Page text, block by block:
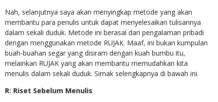
Nah, selanjutnya saya akan menyingkap metode yang akan
membantu para penulis untuk dapat menyelesaikan tulisannya
dalam sekali duduk. Metode ini berasal dari pengalaman pribadi
dengan menggunakan metode RUJAK. Maaf, ini bukan kumpulan
buah-buahan segar yang disiram dengan kuah bumbu itu,
melainkan RUJAK yang akan membantu memudahkan kita
menulis dalam sekali duduk. Simak selengkapnya di bawah ini.
R: Riset Sebelum Menulis